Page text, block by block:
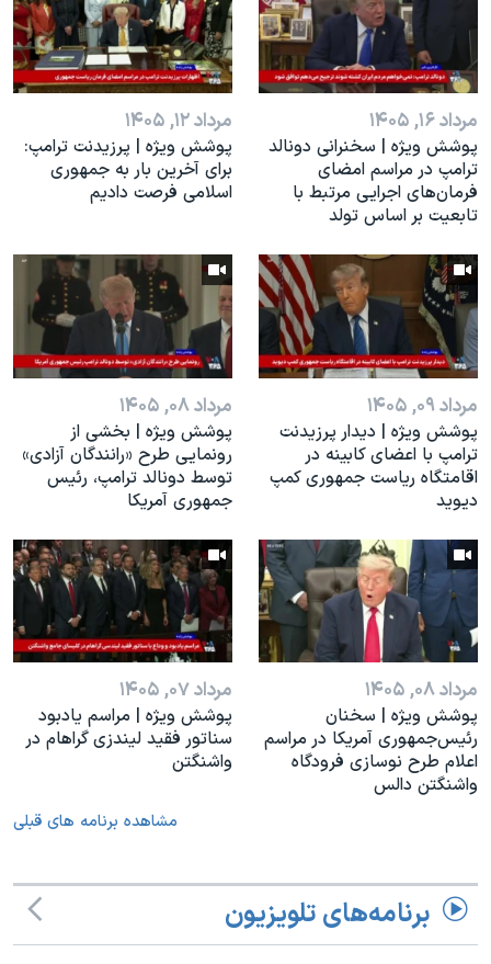
نرگس محمدی برنده جایزه نوبل صلح
همایش محافظه‌کاران آمریکا «سی‌پک»
صفحه‌های ویژه
سفر پرزیدنت ترامپ به چین
مرداد ۱۶, ۱۴۰۵
پوشش ویژه | سخنرانی دونالد
ترامپ در مراسم امضای
فرمان‌های اجرایی مرتبط با
تابعیت بر اساس تولد
مرداد ۱۲, ۱۴۰۵
پوشش ویژه | پرزیدنت ترامپ:
برای آخرین بار به جمهوری
اسلامی فرصت دادیم
مرداد ۰۹, ۱۴۰۵
پوشش ویژه | دیدار پرزیدنت
ترامپ با اعضای کابینه در
اقامتگاه ریاست جمهوری کمپ
دیوید
مرداد ۰۸, ۱۴۰۵
پوشش ویژه | بخشی از
رونمایی طرح «رانندگان آزادی»
توسط دونالد ترامپ، رئیس
جمهوری آمریکا
مرداد ۰۸, ۱۴۰۵
پوشش ویژه | سخنان
رئيس‌جمهوری آمریکا در مراسم
اعلام طرح نوسازی فرودگاه
واشنگتن دالس
مرداد ۰۷, ۱۴۰۵
پوشش ویژه | مراسم یادبود
سناتور فقید لیندزی گراهام در
واشنگتن
مشاهده برنامه های قبلی
برنامه‌های تلویزیون